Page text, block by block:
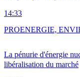
14:33
La pénurie d'énergie
libéralisation du marché
PROENERGIE,